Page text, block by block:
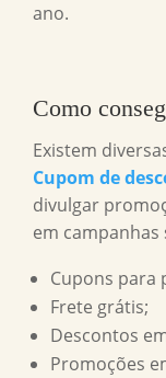
ano.
Como
Existem
Cupom de
divulgar
em campanhas
Cupons para
Frete grátis;
Descontos
Promoções